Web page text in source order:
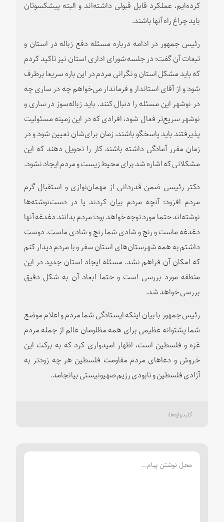
کرده‌ایم، عملکرد قابل قبولی داشته‌اند و البته پیشکسوتان
باید چراغ راه آنها باشند.
رئیس جمهور در ادامه درباره مسئله دفع زباله در استان و
تبعات آن گفت: در جلسه شورای اداری استان نیز تاکید کردم
که باید مشکل استان و نگرانی مردم در این باره سریعا برطرف
شود و از آقای استاندار و فرماندار می‌خواهم چه در ساری چه
در نوشهر این مسئله را دنبال کنند. باید زباله‌سوز در ساری و
نوشهر سریع‌تر فعال شود، افرادی که در این زمینه مسئولیت
پذیرفتند باید پاسخگو باشند، زمان برای‌شان تعیین شود و در
زمان مقرر آمادگی داشته باشند کار را تحویل دهند که این
مشکلاتی که اشاره شد برای محیط زیست و مردم ایجاد نشود.
دکتر رئیسی ضمن قدردانی از مهمان‌نوازی و استقبال گرم
مردم افزود: آنچه مردم بیان کردند یا در دست‌نوشته‌ها
نوشته‌اند حتما مورد توجه خواهد بود؛ مردم بدانند دغدغه آنها
دغدغه ماست و رنج و شادی شما رنج و شادی ماست. دوست
داشتم به همه شهرستان‌های استان سفر و با مردم دیدار کنم
که امکان آن فراهم نشد. مسئله ایجاد استان جدید در این
منطقه مورد بررسی است و حتما ابعاد آن به شکل دقیق
بررسی خواهد شد.
رئیس جمهور با بیان اینکه ایستادگی شما مردم و اعلام موضع
شما پشتوانه عظیمی برای همه مظلومان عالم از جمله مردم
غزه و فلسطین است، اظهار امیدواری کرد که به برکت این
خروش و دعاهای مردم مقاومت فلسطین هر چه زودتر به
آزادی فلسطین و نابودی رژیم صهیونیستی بیانجامد.